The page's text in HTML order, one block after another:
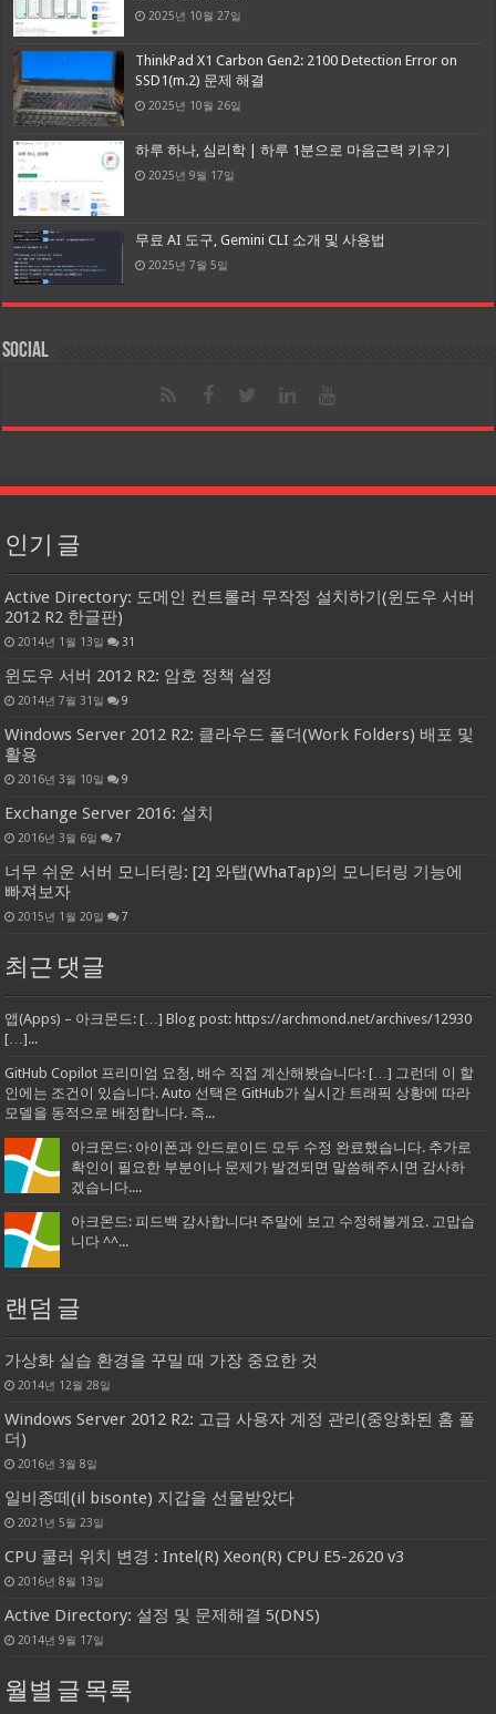
2025년 10월 27일
ThinkPad X1 Carbon Gen2: 2100 Detection Error on
SSD1(m.2) 문제 해결
2025년 10월 26일
하루 하나, 심리학 | 하루 1분으로 마음근력 키우기
2025년 9월 17일
무료 AI 도구, Gemini CLI 소개 및 사용법
2025년 7월 5일
Social
인기 글
Active Directory: 도메인 컨트롤러 무작정 설치하기(윈도우 서버
2012 R2 한글판)
2014년 1월 13일 31
윈도우 서버 2012 R2: 암호 정책 설정
2014년 7월 31일 9
Windows Server 2012 R2: 클라우드 폴더(Work Folders) 배포 및
활용
2016년 3월 10일 9
Exchange Server 2016: 설치
2016년 3월 6일 7
너무 쉬운 서버 모니터링: [2] 와탭(WhaTap)의 모니터링 기능에
빠져보자
2015년 1월 20일 7
최근 댓글
앱(Apps) – 아크몬드: […] Blog post: https://archmond.net/archives/12930
[…]...
GitHub Copilot 프리미엄 요청, 배수 직접 계산해봤습니다: […] 그런데 이 할
인에는 조건이 있습니다. Auto 선택은 GitHub가 실시간 트래픽 상황에 따라
모델을 동적으로 배정합니다. 즉...
아크몬드: 아이폰과 안드로이드 모두 수정 완료했습니다. 추가로
확인이 필요한 부분이나 문제가 발견되면 말씀해주시면 감사하
겠습니다....
아크몬드: 피드백 감사합니다! 주말에 보고 수정해볼게요. 고맙습
니다 ^^...
랜덤 글
가상화 실습 환경을 꾸밀 때 가장 중요한 것
2014년 12월 28일
Windows Server 2012 R2: 고급 사용자 계정 관리(중앙화된 홈 폴
더)
2016년 3월 8일
일비종떼(il bisonte) 지갑을 선물받았다
2021년 5월 23일
CPU 쿨러 위치 변경 : Intel(R) Xeon(R) CPU E5-2620 v3
2016년 8월 13일
Active Directory: 설정 및 문제해결 5(DNS)
2014년 9월 17일
월별 글 목록